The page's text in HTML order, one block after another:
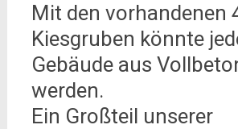
Mit den vorhandenen
Kiesgruben könnte
Gebäude aus
werden.
Ein Großteil unserer